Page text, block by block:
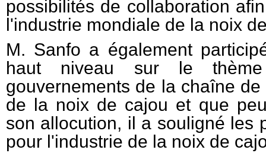
possibilités de collaboration
l'industrie mondiale de la noix
M. Sanfo a également
haut niveau sur le
gouvernements de la chaîne
de la noix de cajou et que
son allocution, il a souligné les
pour l'industrie de la noix de